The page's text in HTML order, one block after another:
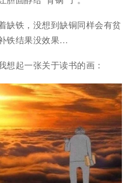
缺铁，没想到缺铜同样会有贫
铁结果没效果…
想起一张关于读书的画：